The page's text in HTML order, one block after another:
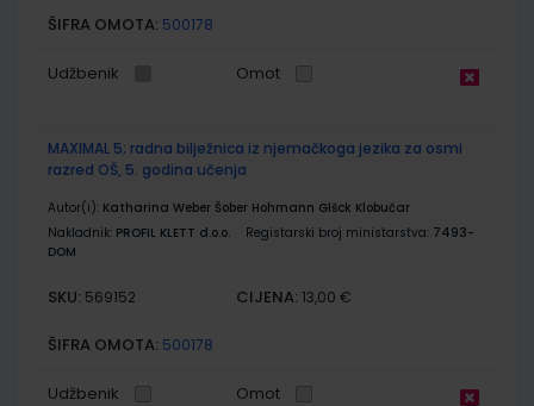
ŠIFRA OMOTA: 500178
Udžbenik Omot
MAXIMAL 5; radna bilježnica iz njemačkoga jezika za osmi
razred OŠ, 5. godina učenja
Autor(i): Katharina Weber Šober Hohmann Glšck Klobučar
Nakladnik: PROFIL KLETT d.o.o. Registarski broj ministarstva: 7493-
DOM
SKU: 569152 CIJENA: 13,00 €
ŠIFRA OMOTA: 500178
Udžbenik Omot